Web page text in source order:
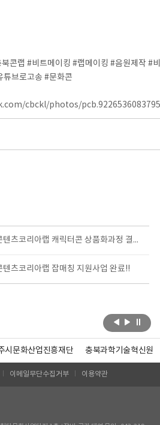
콘랩 #비트메이킹 #랩메이킹 #음원제작 #
튜브로고송 #문화콘
cbckl/photos/
2021 충북콘텐츠코리아랩 캐릭터콘 상품화과정 결과평가회
츠코리아랩 잡매칭 지원사업 완료!!
시문화산업진흥재단 충북과학기술혁신원
이메일무단수집거부 이용약관